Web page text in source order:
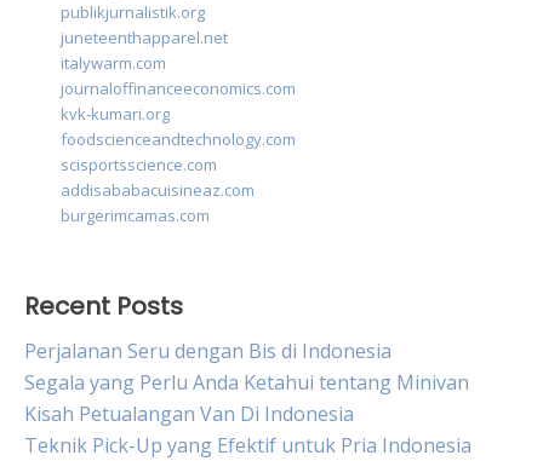
publikjurnalistik.org
juneteenthapparel.net
italywarm.com
journaloffinanceeconomics.com
kvk-kumari.org
foodscienceandtechnology.com
scisportsscience.com
addisababacuisineaz.com
burgerimcamas.com
Recent Posts
Perjalanan Seru dengan Bis di Indonesia
Segala yang Perlu Anda Ketahui tentang Minivan
Kisah Petualangan Van Di Indonesia
Teknik Pick-Up yang Efektif untuk Pria Indonesia